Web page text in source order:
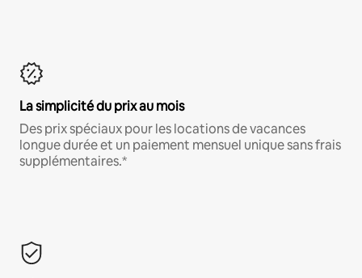
La simplicité du prix au mois
Des prix spéciaux pour les locations de vacances
longue durée et un paiement mensuel unique sans frais
supplémentaires.*